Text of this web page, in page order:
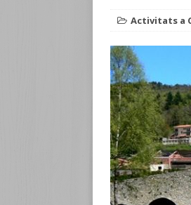
Activitats a